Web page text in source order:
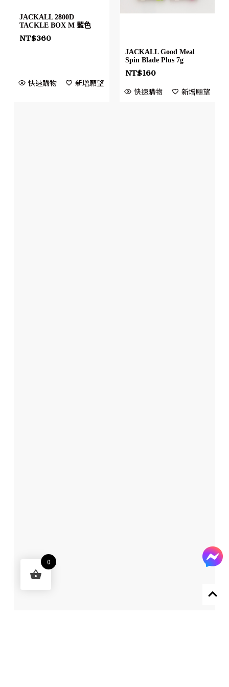
JACKALL 2800D
TACKLE BOX M 藍色
NT$360
快速購物 新增願望
JACKALL Good Meal
Spin Blade Plus 7g
NT$160
快速購物 新增願望
0